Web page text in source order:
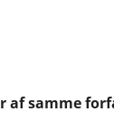
af samme